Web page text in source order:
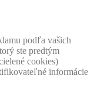
podľa vašich
ste predtým
cookies)
informácie